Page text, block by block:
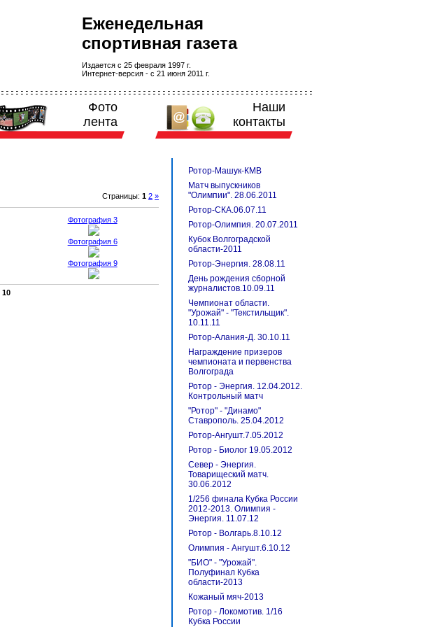
Еженедельная
спортивная газета
Издается с 25 февраля 1997 г.
Интернет-версия - с 21 июня 2011 г.
Фото
лента
Наши
контакты
Страницы: 1 2 »
Фотография 3
Фотография 6
Фотография 9
10
Ротор-Машук-КМВ
Матч выпускников
"Олимпии". 28.06.2011
Ротор-СКА.06.07.11
Ротор-Олимпия. 20.07.2011
Кубок Волгоградской
области-2011
Ротор-Энергия. 28.08.11
День рождения сборной
журналистов.10.09.11
Чемпионат области.
"Урожай" - "Текстильщик".
10.11.11
Ротор-Алания-Д. 30.10.11
Награждение призеров
чемпионата и первенства
Волгограда
Ротор - Энергия. 12.04.2012.
Контрольный матч
"Ротор" - "Динамо"
Ставрополь. 25.04.2012
Ротор-Ангушт.7.05.2012
Ротор - Биолог 19.05.2012
Север - Энергия.
Товарищеский матч.
30.06.2012
1/256 финала Кубка России
2012-2013. Олимпия -
Энергия. 11.07.12
Ротор - Волгарь.8.10.12
Олимпия - Ангушт.6.10.12
"БИО" - "Урожай".
Полуфинал Кубка
области-2013
Кожаный мяч-2013
Ротор - Локомотив. 1/16
Кубка России